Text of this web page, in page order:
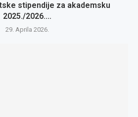
stipendije za akademsku
2025./2026....
29. Aprila 2026.